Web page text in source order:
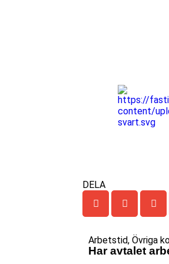
DELA
Arbetstid, Övriga
Har avtalet